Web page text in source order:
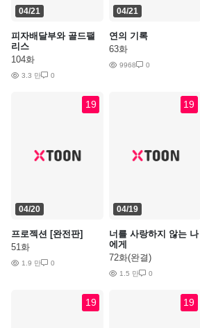
04/21
피자배달부와 골드팰
리스
104화
3.3 만 0
04/21
연의 기록
63화
9968 0
19
04/20
프로젝션 [완전판]
51화
1.9 만 0
19
04/19
너를 사랑하지 않는 나
에게
72화(완결)
1.5 만 0
19 19